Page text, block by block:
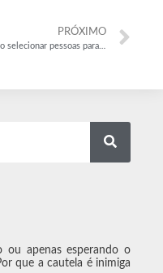
PRÓXIMO
Como selecionar pessoas para sua empresa
ou apenas esperando o
que a cautela é inimiga